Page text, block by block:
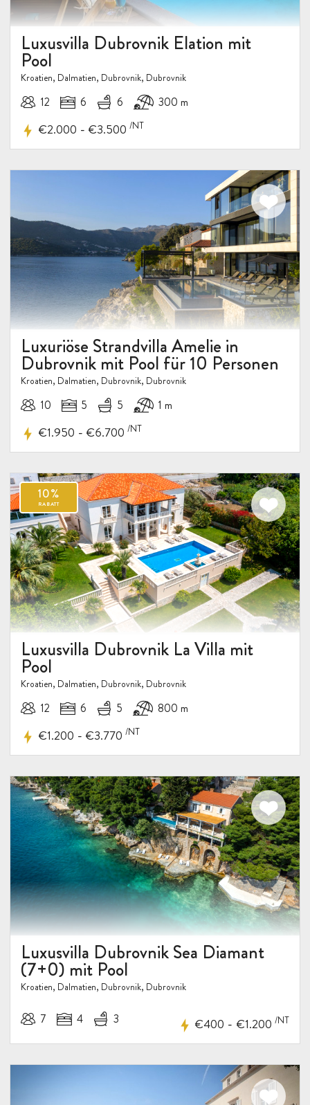
10%
RABATT
Luxusvilla Dubrovnik Elation mit
Pool
Kroatien, Dalmatien, Dubrovnik, Dubrovnik
12 6 6 300 m
€2.000 - €3.500 /NT
Luxuriöse Strandvilla Amelie in
Dubrovnik mit Pool für 10 Personen
Kroatien, Dalmatien, Dubrovnik, Dubrovnik
10 5 5 1 m
€1.950 - €6.700 /NT
Luxusvilla Dubrovnik La Villa mit
Pool
Kroatien, Dalmatien, Dubrovnik, Dubrovnik
12 6 5 800 m
€1.200 - €3.770 /NT
Luxusvilla Dubrovnik Sea Diamant
(7+0) mit Pool
Kroatien, Dalmatien, Dubrovnik, Dubrovnik
7 4 3 €400 - €1.200 /NT